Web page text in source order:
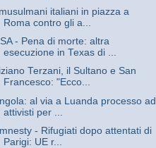
musulmani italiani in piazza a
Roma contro gli a...
- Pena di morte: altra
esecuzione in Texas di ...
Terzani, il Sultano e San
Francesco: "Ecco...
al via a Luanda processo ad
attivisti per ...
- Rifugiati dopo attentati di
Parigi: UE r...